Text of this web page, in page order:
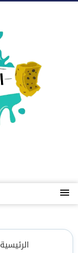
القائمة
الرئيسية